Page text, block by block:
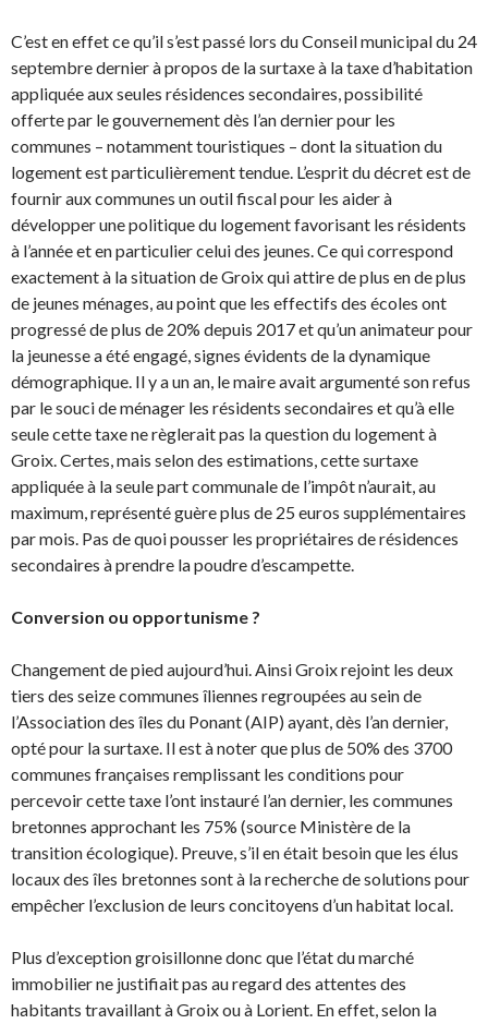
C’est en effet ce qu’il s’est passé lors du Conseil municipal du 24
septembre dernier à propos de la surtaxe à la taxe d’habitation
appliquée aux seules résidences secondaires, possibilité
offerte par le gouvernement dès l’an dernier pour les
communes – notamment touristiques – dont la situation du
logement est particulièrement tendue. L’esprit du décret est de
fournir aux communes un outil fiscal pour les aider à
développer une politique du logement favorisant les résidents
à l’année et en particulier celui des jeunes. Ce qui correspond
exactement à la situation de Groix qui attire de plus en de plus
de jeunes ménages, au point que les effectifs des écoles ont
progressé de plus de 20% depuis 2017 et qu’un animateur pour
la jeunesse a été engagé, signes évidents de la dynamique
démographique. Il y a un an, le maire avait argumenté son refus
par le souci de ménager les résidents secondaires et qu’à elle
seule cette taxe ne règlerait pas la question du logement à
Groix. Certes, mais selon des estimations, cette surtaxe
appliquée à la seule part communale de l’impôt n’aurait, au
maximum, représenté guère plus de 25 euros supplémentaires
par mois. Pas de quoi pousser les propriétaires de résidences
secondaires à prendre la poudre d’escampette.
Conversion ou opportunisme ?
Changement de pied aujourd’hui. Ainsi Groix rejoint les deux
tiers des seize communes îliennes regroupées au sein de
l’Association des îles du Ponant (AIP) ayant, dès l’an dernier,
opté pour la surtaxe. Il est à noter que plus de 50% des 3700
communes françaises remplissant les conditions pour
percevoir cette taxe l’ont instauré l’an dernier, les communes
bretonnes approchant les 75% (source Ministère de la
transition écologique). Preuve, s’il en était besoin que les élus
locaux des îles bretonnes sont à la recherche de solutions pour
empêcher l’exclusion de leurs concitoyens d’un habitat local.
Plus d’exception groisillonne donc que l’état du marché
immobilier ne justifiait pas au regard des attentes des
habitants travaillant à Groix ou à Lorient. En effet, selon la